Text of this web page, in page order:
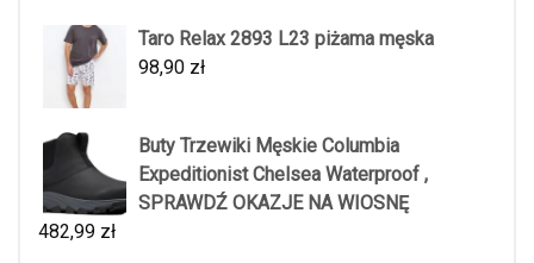
Taro Relax 2893 L23 piżama męska
98,90 zł
Buty Trzewiki Męskie Columbia
Expeditionist Chelsea Waterproof ,
SPRAWDŹ OKAZJE NA WIOSNĘ
482,99 zł